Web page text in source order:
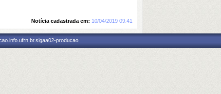
Notícia cadastrada em: 10/04/2019 09:41
producao